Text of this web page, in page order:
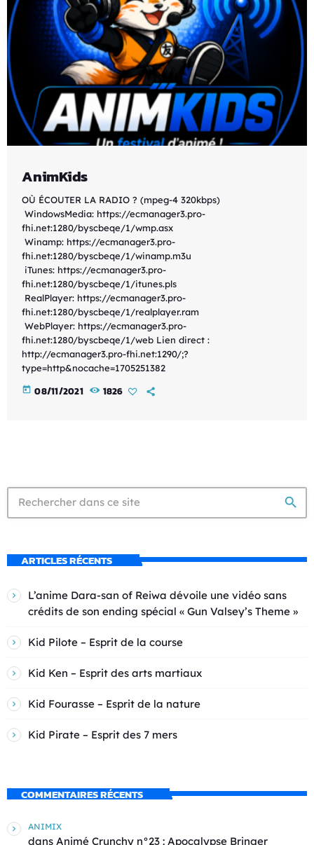
AnimKids
OÙ ÉCOUTER LA RADIO ? (mpeg-4 320kbps)
WindowsMedia: https://ecmanager3.pro-
fhi.net:1280/byscbeqe/1/wmp.asx
Winamp: https://ecmanager3.pro-
fhi.net:1280/byscbeqe/1/winamp.m3u
iTunes: https://ecmanager3.pro-
fhi.net:1280/byscbeqe/1/itunes.pls
RealPlayer: https://ecmanager3.pro-
fhi.net:1280/byscbeqe/1/realplayer.ram
WebPlayer: https://ecmanager3.pro-
fhi.net:1280/byscbeqe/1/web Lien direct :
http://ecmanager3.pro-fhi.net:1290/;?
type=http&nocache=1705251382
today 08/11/2021 1826
search
ARTICLES RÉCENTS
L’anime Dara-san of Reiwa dévoile une vidéo sans
crédits de son ending spécial « Gun Valsey’s Theme »
Kid Pilote – Esprit de la course
Kid Ken – Esprit des arts martiaux
Kid Fourasse – Esprit de la nature
Kid Pirate – Esprit des 7 mers
COMMENTAIRES RÉCENTS
ANIMIX
dans Animé Crunchy n°23 : Apocalypse Bringer